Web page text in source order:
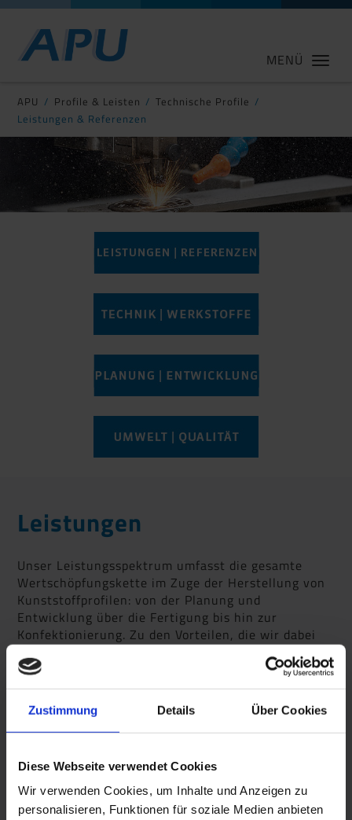
Zustimmung Details Über Cookies
Diese Webseite verwendet Cookies
Wir verwenden Cookies, um Inhalte und Anzeigen zu
personalisieren, Funktionen für soziale Medien anbieten
MENÜ
APU Profile & Leisten
Technische Profile
Leistungen & Referenzen
Leistungen
Unser Leistungsspektrum umfasst die gesamte
Wertschöpfungskette im Zuge der Herstellung von
Kunststoffprofilen: von der Planung und
Entwicklung über die Fertigung bis hin zur
Konfektionierung. Zu den Vorteilen, die wir dabei
Produktentwicklung auf Basis aktueller 3D-
CAD-Systeme
ein eigener Werkzeugbau, inklusive
zuverlässig und exakt arbeitende
Extrusionstechnik durch den Einsatz
hochmoderner Anlagen und Maschinen